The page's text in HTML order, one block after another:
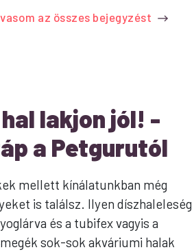
az összes bejegyzést
lakjon jól! -
a Petgurutól
mellett kínálatunkban még
is találsz. Ilyen díszhaleleség
és a tubifex vagyis a
sok-sok akváriumi halak